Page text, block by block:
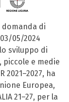
domanda di
05/2024
sviluppo di
e medie
2021–2027, ha
Europea,
21–27, per la